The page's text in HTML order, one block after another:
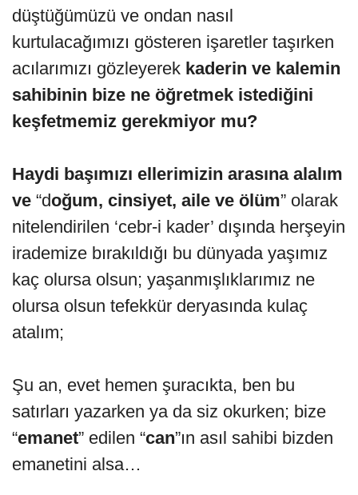
düştüğümüzü ve ondan nasıl
kurtulacağımızı gösteren işaretler taşırken
acılarımızı gözleyerek kaderin ve kalemin
sahibinin bize ne öğretmek istediğini
keşfetmemiz gerekmiyor mu?
Haydi başımızı ellerimizin arasına alalım
ve “doğum, cinsiyet, aile ve ölüm” olarak
nitelendirilen ‘cebr-i kader’ dışında herşeyin
irademize bırakıldığı bu dünyada yaşımız
kaç olursa olsun; yaşanmışlıklarımız ne
olursa olsun tefekkür deryasında kulaç
atalım;
Şu an, evet hemen şuracıkta, ben bu
satırları yazarken ya da siz okurken; bize
“emanet” edilen “can”ın asıl sahibi bizden
emanetini alsa…